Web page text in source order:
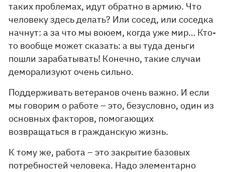
таких проблемах, идут обратно в армию. Что
человеку здесь делать? Или сосед, или соседка
начнут: а за что мы воюем, когда уже мир… Кто-
то вообще может сказать: а вы туда деньги
пошли зарабатывать! Конечно, такие случаи
деморализуют очень сильно.
Поддерживать ветеранов очень важно. И если
мы говорим о работе – это, безусловно, один из
основных факторов, помогающих
возвращаться в гражданскую жизнь.
К тому же, работа – это закрытие базовых
потребностей человека. Надо элементарно